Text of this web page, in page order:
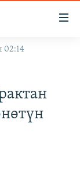
02:14